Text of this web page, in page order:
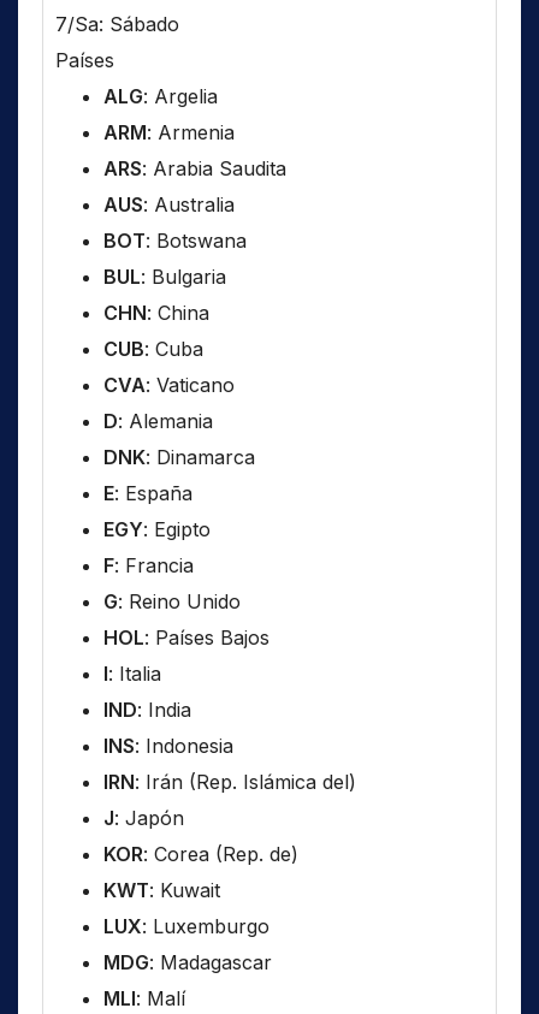
7/Sa: Sábado
Países
ALG: Argelia
ARM: Armenia
ARS: Arabia Saudita
AUS: Australia
BOT: Botswana
BUL: Bulgaria
CHN: China
CUB: Cuba
CVA: Vaticano
D: Alemania
DNK: Dinamarca
E: España
EGY: Egipto
F: Francia
G: Reino Unido
HOL: Países Bajos
I: Italia
IND: India
INS: Indonesia
IRN: Irán (Rep. Islámica del)
J: Japón
KOR: Corea (Rep. de)
KWT: Kuwait
LUX: Luxemburgo
MDG: Madagascar
MLI: Malí